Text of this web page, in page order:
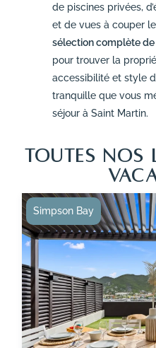
de piscines privées,
et de vues à couper
sélection complète
pour trouver la
accessibilité et style
tranquille que vous
séjour à Saint Martin.
TOUTES NOS
Simpson Bay